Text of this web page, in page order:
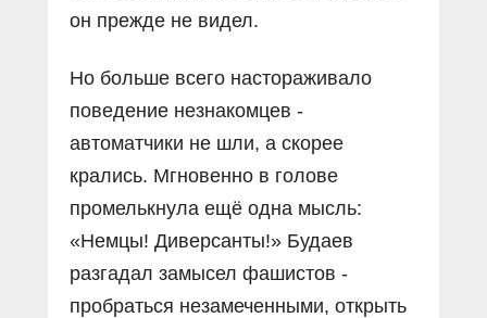
он прежде не видел.
Но больше всего настораживало
поведение незнакомцев -
автоматчики не шли, а скорее
крались. Мгновенно в голове
промелькнула ещё одна мысль:
«Немцы! Диверсанты!» Будаев
разгадал замысел фашистов -
пробраться незамеченными, открыть